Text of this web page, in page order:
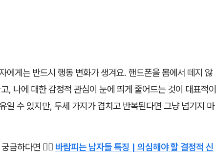
에게는 반드시 행동 변화가 생겨요. 핸드폰을 몸에서 떼지 않
, 나에 대한 감정적 관심이 눈에 띄게 줄어드는 것이 대표적이
일 수 있지만, 두세 가지가 겹치고 반복된다면 그냥 넘기지 마
금하다면 👉🏻 바람피는 남자들 특징 | 의심해야 할 결정적 신